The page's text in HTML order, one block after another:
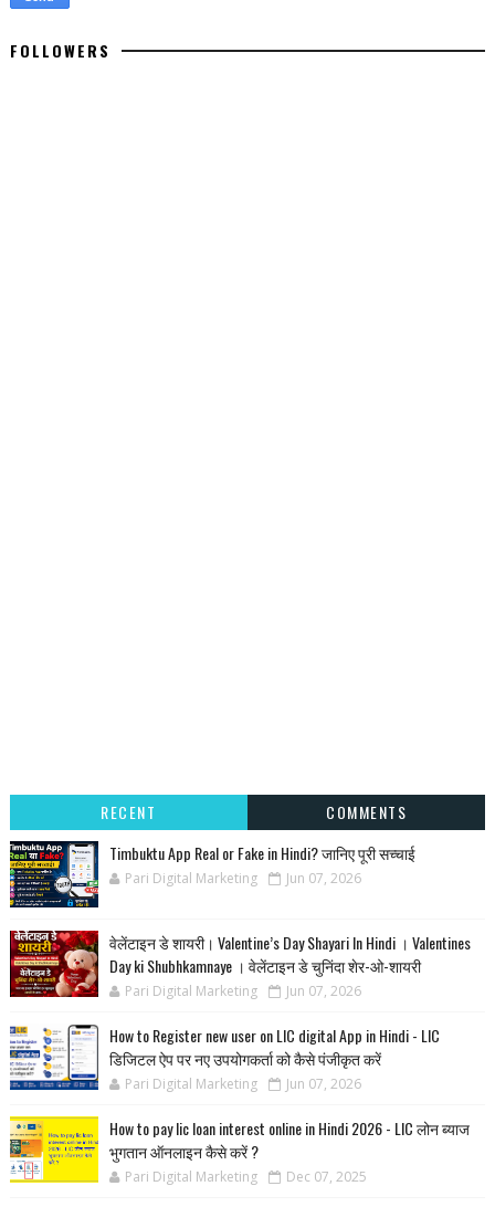
FOLLOWERS
RECENT
COMMENTS
Timbuktu App Real or Fake in Hindi? जानिए पूरी सच्चाई
Pari Digital Marketing Jun 07, 2026
वेलेंटाइन डे शायरी। Valentine’s Day Shayari In Hindi । Valentines
Day ki Shubhkamnaye । वेलेंटाइन डे चुनिंदा शेर-ओ-शायरी
Pari Digital Marketing Jun 07, 2026
How to Register new user on LIC digital App in Hindi - LIC
डिजिटल ऐप पर नए उपयोगकर्ता को कैसे पंजीकृत करें
Pari Digital Marketing Jun 07, 2026
How to pay lic loan interest online in Hindi 2026 - LIC लोन ब्याज
भुगतान ऑनलाइन कैसे करें ?
Pari Digital Marketing Dec 07, 2025